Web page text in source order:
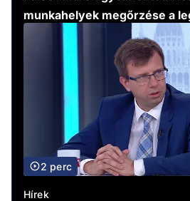
munkahelyek megőrzése a
2 perc
Hírek